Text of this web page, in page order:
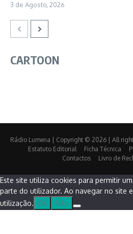
3 de Agosto, 2026
CARTOON
Rádio Lumena | Copyright © 2026 | All
Estatuto Editorial
Ficha Técnica
Contactos
Livro de
Este site utiliza cookies para permitir
parte do utilizador. Ao navegar no site
utilização. Ok Não